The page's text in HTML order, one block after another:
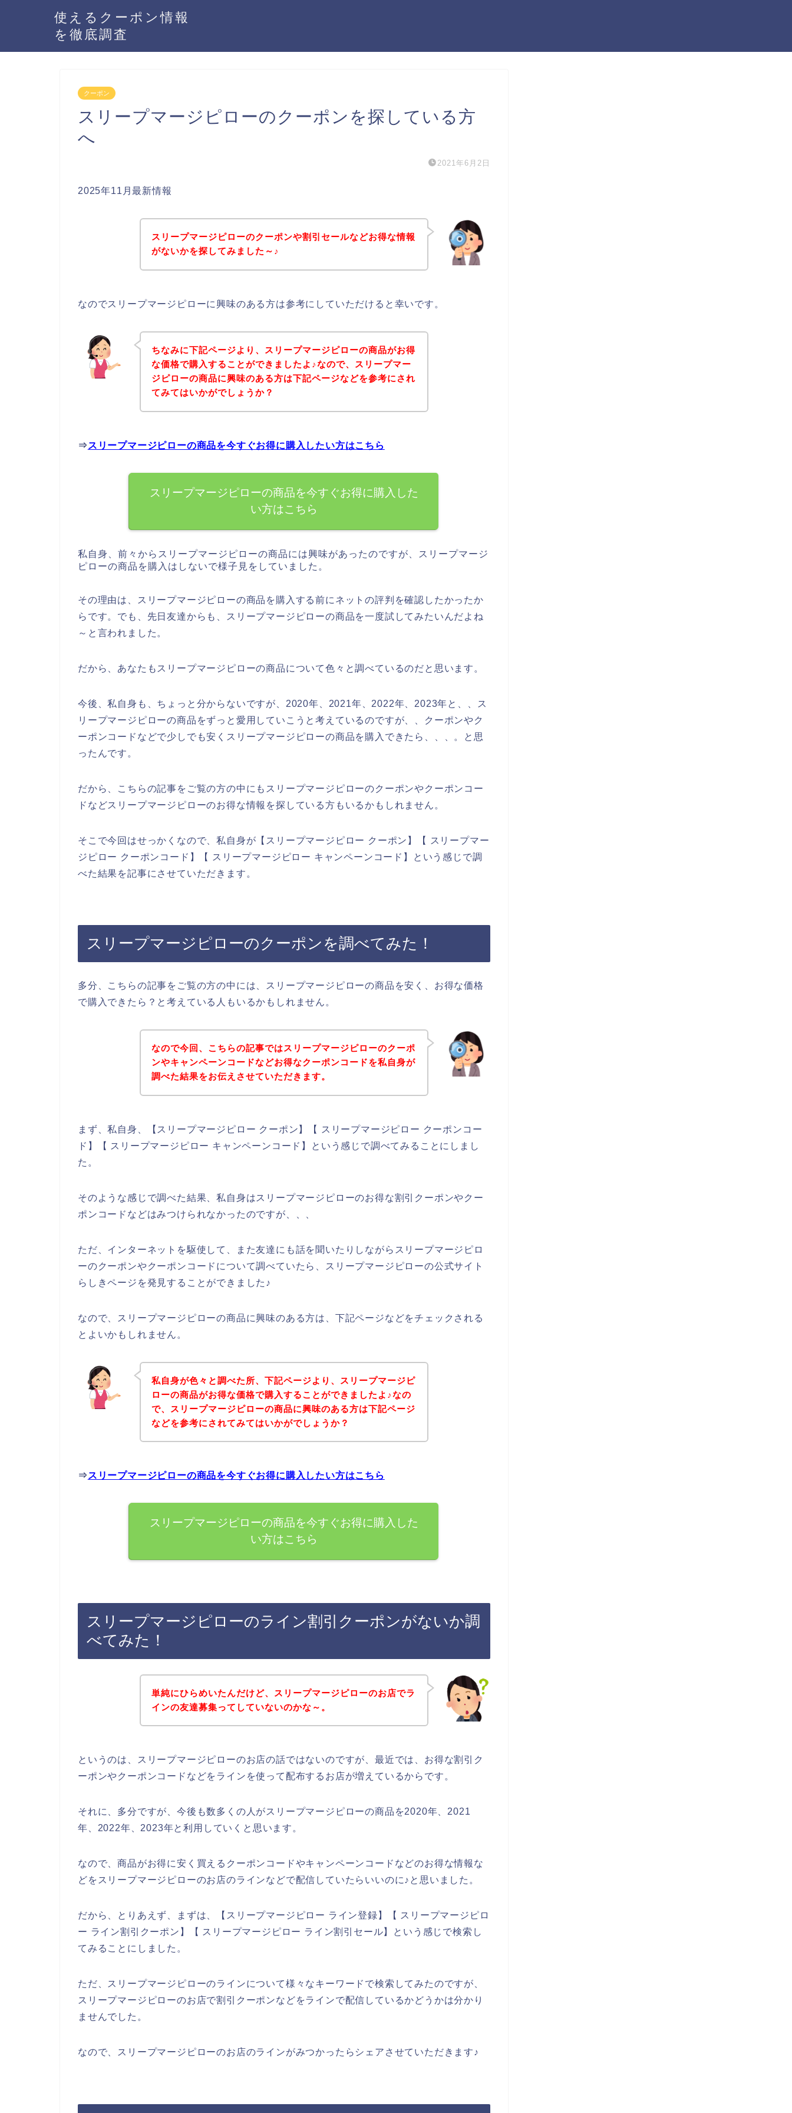
使えるクーポン情報
を徹底調査
クーポン
スリープマージピローのクーポンを探している方
へ
2021年6月2日
2025年11月最新情報
スリープマージピローのクーポンや割引セールなどお得な情報
がないかを探してみました～♪
なのでスリープマージピローに興味のある方は参考にしていただけると幸いです。
ちなみに下記ページより、スリープマージピローの商品がお得
な価格で購入することができましたよ♪なので、スリープマー
ジピローの商品に興味のある方は下記ページなどを参考にされ
てみてはいかがでしょうか？
⇒ スリープマージピローの商品を今すぐお得に購入したい方はこちら
スリープマージピローの商品を今すぐお得に購入した
い方はこちら
私自身、前々からスリープマージピローの商品には興味があったのですが、スリープマージ
ピローの商品を購入はしないで様子見をしていました。
その理由は、スリープマージピローの商品を購入する前にネットの評判を確認したかったか
らです。でも、先日友達からも、スリープマージピローの商品を一度試してみたいんだよね
～と言われました。
だから、あなたもスリープマージピローの商品について色々と調べているのだと思います。
今後、私自身も、ちょっと分からないですが、2020年、2021年、2022年、2023年と、、ス
リープマージピローの商品をずっと愛用していこうと考えているのですが、、クーポンやク
ーポンコードなどで少しでも安くスリープマージピローの商品を購入できたら、、、。と思
ったんです。
だから、こちらの記事をご覧の方の中にもスリープマージピローのクーポンやクーポンコー
ドなどスリープマージピローのお得な情報を探している方もいるかもしれません。
そこで今回はせっかくなので、私自身が【スリープマージピロー クーポン】【 スリープマー
ジピロー クーポンコード】【 スリープマージピロー キャンペーンコード】という感じで調
べた結果を記事にさせていただきます。
スリープマージピローのクーポンを調べてみた！
多分、こちらの記事をご覧の方の中には、スリープマージピローの商品を安く、お得な価格
で購入できたら？と考えている人もいるかもしれません。
なので今回、こちらの記事ではスリープマージピローのクーポ
ンやキャンペーンコードなどお得なクーポンコードを私自身が
調べた結果をお伝えさせていただきます。
まず、私自身、【スリープマージピロー クーポン】【 スリープマージピロー クーポンコー
ド】【 スリープマージピロー キャンペーンコード】という感じで調べてみることにしまし
た。
そのような感じで調べた結果、私自身はスリープマージピローのお得な割引クーポンやクー
ポンコードなどはみつけられなかったのですが、、、
ただ、インターネットを駆使して、また友達にも話を聞いたりしながらスリープマージピロ
ーのクーポンやクーポンコードについて調べていたら、スリープマージピローの公式サイト
らしきページを発見することができました♪
なので、スリープマージピローの商品に興味のある方は、下記ページなどをチェックされる
とよいかもしれません。
私自身が色々と調べた所、下記ページより、スリープマージピ
ローの商品がお得な価格で購入することができましたよ♪なの
で、スリープマージピローの商品に興味のある方は下記ページ
などを参考にされてみてはいかがでしょうか？
⇒ スリープマージピローの商品を今すぐお得に購入したい方はこちら
スリープマージピローの商品を今すぐお得に購入した
い方はこちら
スリープマージピローのライン割引クーポンがないか調
べてみた！
単純にひらめいたんだけど、スリープマージピローのお店でラ
インの友達募集ってしていないのかな～。
というのは、スリープマージピローのお店の話ではないのですが、最近では、お得な割引ク
ーポンやクーポンコードなどをラインを使って配布するお店が増えているからです。
それに、多分ですが、今後も数多くの人がスリープマージピローの商品を2020年、2021
年、2022年、2023年と利用していくと思います。
なので、商品がお得に安く買えるクーポンコードやキャンペーンコードなどのお得な情報な
どをスリープマージピローのお店のラインなどで配信していたらいいのに♪と思いました。
だから、とりあえず、まずは、【スリープマージピロー ライン登録】【 スリープマージピロ
ー ライン割引クーポン】【 スリープマージピロー ライン割引セール】という感じで検索し
てみることにしました。
ただ、スリープマージピローのラインについて様々なキーワードで検索してみたのですが、
スリープマージピローのお店で割引クーポンなどをラインで配信しているかどうかは分かり
ませんでした。
なので、スリープマージピローのお店のラインがみつかったらシェアさせていただきます♪